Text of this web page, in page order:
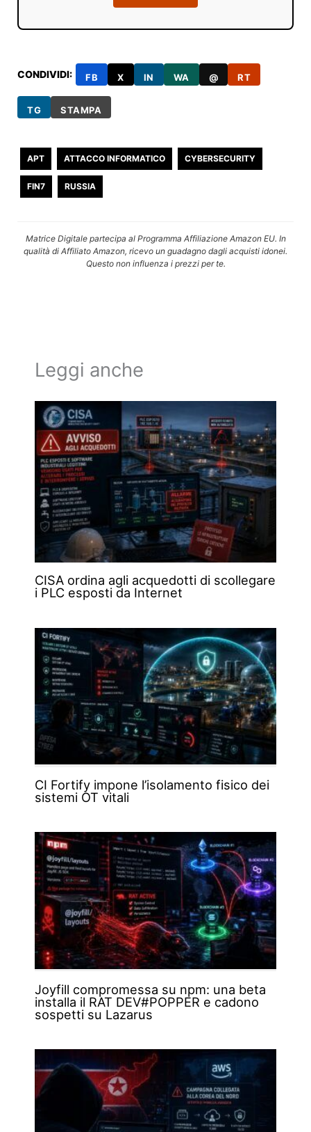
CONDIVIDI: FB X IN WA @ RT
TG STAMPA
APT ATTACCO INFORMATICO CYBERSECURITY
FIN7 RUSSIA
Matrice Digitale partecipa al Programma Affiliazione Amazon EU. In
qualità di Affiliato Amazon, ricevo un guadagno dagli acquisti idonei.
Questo non influenza i prezzi per te.
Leggi anche
CISA ordina agli acquedotti di scollegare
i PLC esposti da Internet
CI Fortify impone l’isolamento fisico dei
sistemi OT vitali
Joyfill compromessa su npm: una beta
installa il RAT DEV#POPPER e cadono
sospetti su Lazarus